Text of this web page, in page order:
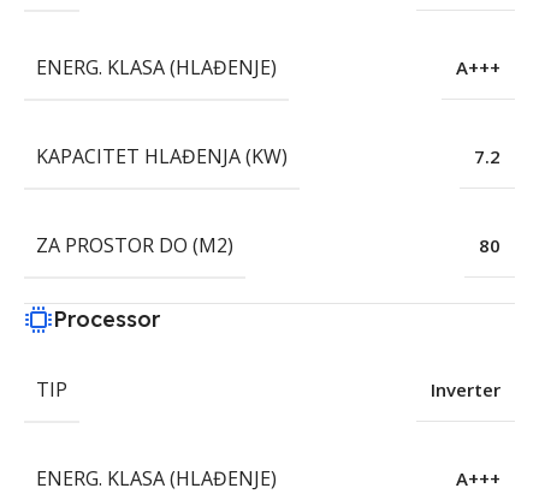
ENERG. KLASA (HLAĐENJE) A+++
KAPACITET HLAĐENJA (KW) 7.2
ZA PROSTOR DO (M2) 80
Processor
TIP Inverter
ENERG. KLASA (HLAĐENJE) A+++